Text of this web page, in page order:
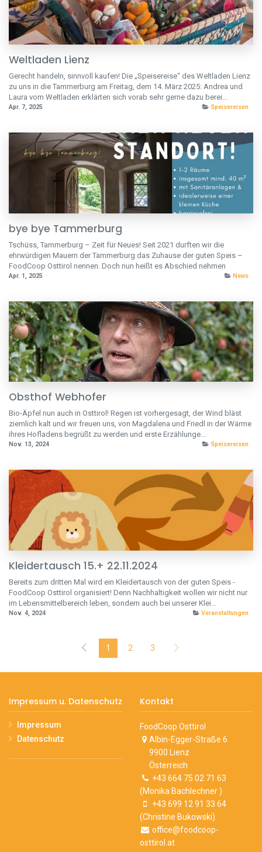
Weltladen Lienz
Gerecht handeln, sinnvoll kaufen! Die „Speisereise“ des Weltladen Lienz
zu uns in die Tammerburg am Freitag, dem 14. März 2025: Andrea und
Laura vom Weltladen erklärten sich vorab sehr gerne dazu berei...
Apr. 7, 2025 Speisereisen
bye bye Tammerburg
Tschüss, Tammerburg – Zeit für Neues! Seit 2021 durften wir die
ehrwürdigen Mauern der Tammerburg das Zuhause der guten Speis –
FoodCoop Osttirol nennen. Doch nun heißt es Abschied nehmen
Apr. 1, 2025 News
Obsthof Webhofer
Bio-Äpfel nun auch in Osttirol! Regen ist vorhergesagt, der Wind bläst
ziemlich kalt und wir freuen uns, von Magdalena und Friedl in der Wärme
ihres Hofladens begrüßt zu werden und erste Erzählunge...
Nov. 13, 2024 Speisereisen
Kleidertausch 15.+ 22.11.2024
Bereits zum dritten Mal wird ein Kleidertausch von der guten Speis -
FoodCoop Osttirol organisiert! Denn Nachhaltigkeit wollen wir nicht nur
im Lebensmittelbereich leben, sondern auch bei unserer Klei...
Nov. 4, 2024 Veranstaltungen
1 2 3
Impressum u. Datenschutz
Impressum
Datenschutz
Kontakt
FoodCoop Osttirol
Albin-Egger-Straße 6
9900 Lienz
Österreich
+43 664 75 02 71 63
(Monika Bachlechner )
+43 699 12 91 33 64
(Christine Bukowski)
office@foodcoop-
osttirol.at